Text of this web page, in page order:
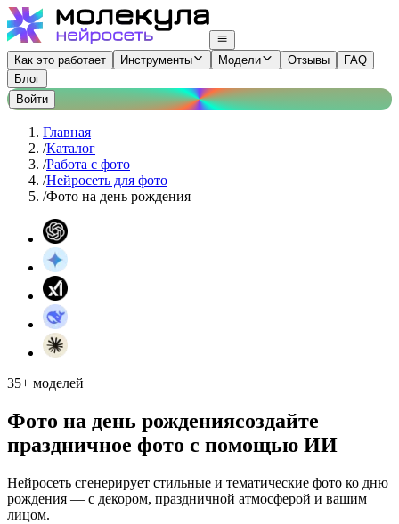
Как это работает Инструменты Модели Отзывы
FAQ
Блог
Войти
Главная
/Каталог
/Работа с фото
/Нейросеть для фото
/Фото на день рождения
35+ моделей
Фото на день рождениясоздайте
праздничное фото с помощью ИИ
Нейросеть сгенерирует стильные и тематические фото ко дню
рождения — с декором, праздничной атмосферой и вашим
лицом.